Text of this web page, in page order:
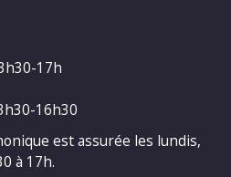
17h
16h30
est assurée les lundis,
à 17h.